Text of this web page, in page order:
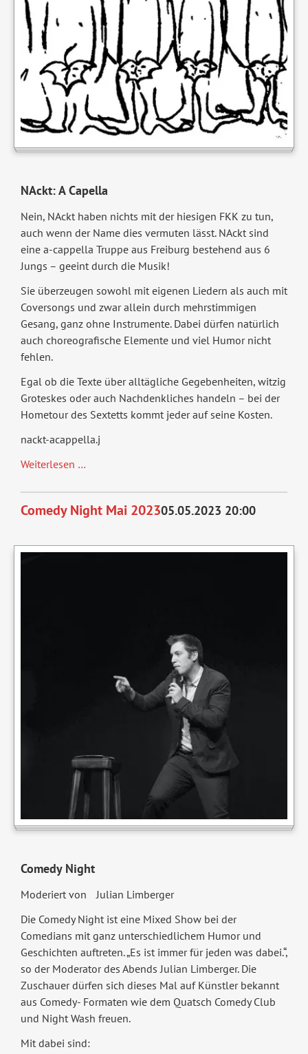
NAckt: A Capella
Nein, NAckt haben nichts mit der hiesigen FKK zu tun,
auch wenn der Name dies vermuten lässt. NAckt sind
eine a-cappella Truppe aus Freiburg bestehend aus 6
Jungs – geeint durch die Musik!
Sie überzeugen sowohl mit eigenen Liedern als auch mit
Coversongs und zwar allein durch mehrstimmigen
Gesang, ganz ohne Instrumente. Dabei dürfen natürlich
auch choreografische Elemente und viel Humor nicht
fehlen.
Egal ob die Texte über alltägliche Gegebenheiten, witzig
Groteskes oder auch Nachdenkliches handeln – bei der
Hometour des Sextetts kommt jeder auf seine Kosten.
nackt-acappella.j
Weiterlesen …
Capella
Comedy Night Mai 202305.05.2023 20:00
Comedy Night
Moderiert von Julian Limberger
Die Comedy Night ist eine Mixed Show bei der
Comedians mit ganz unterschiedlichem Humor und
Geschichten auftreten. „Es ist immer für jeden was dabei.“,
so der Moderator des Abends Julian Limberger. Die
Zuschauer dürfen sich dieses Mal auf Künstler bekannt
aus Comedy- Formaten wie dem Quatsch Comedy Club
und Night Wash freuen.
Mit dabei sind: